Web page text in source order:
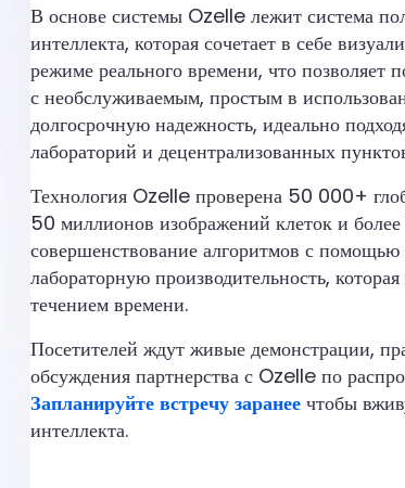
В основе системы Ozelle лежит система
интеллекта, которая сочетает в себе
режиме реального времени, что позволяет
с необслуживаемым, простым в
долгосрочную надежность, идеально
лабораторий и децентрализованных
Технология Ozelle проверена 50 000+
50 миллионов изображений клеток и
совершенствование алгоритмов с помощью
лабораторную производительность,
течением времени.
Посетителей ждут живые демонстрации,
обсуждения партнерства с Ozelle по
Запланируйте встречу заранее чтобы
интеллекта.